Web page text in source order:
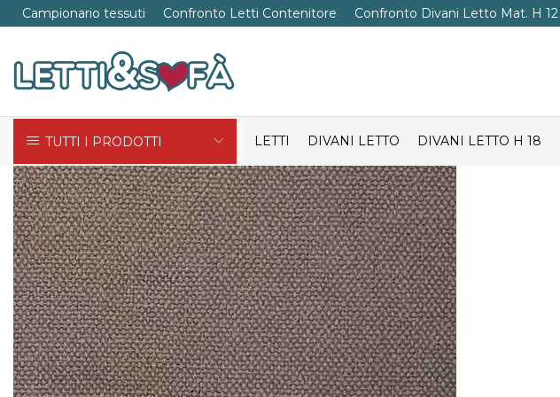
Campionario tessuti Confronto Letti Contenitore Confronto Divani Letto Mat. H 12
TUTTI I PRODOTTI LETTI DIVANI LETTO DIVANI LETTO H 18